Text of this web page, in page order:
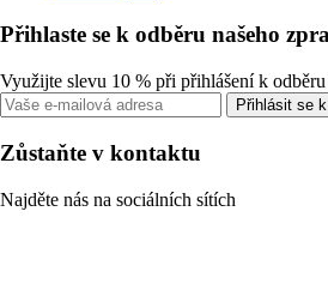
Přihlaste se k odběru našeho
Využijte slevu 10 % při přihlášení k odběru
Přihlásit se
Zůstaňte v kontaktu
Najděte nás na sociálních sítích